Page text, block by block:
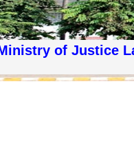
of Justice